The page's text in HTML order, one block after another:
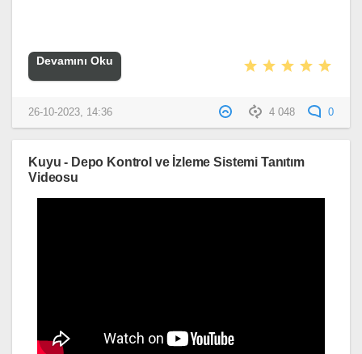
Devamını Oku
4 048 0
26-10-2023, 14:36
Kuyu - Depo Kontrol ve İzleme Sistemi Tanıtım
Videosu